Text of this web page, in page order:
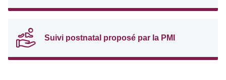
Suivi postnatal proposé par la PMI